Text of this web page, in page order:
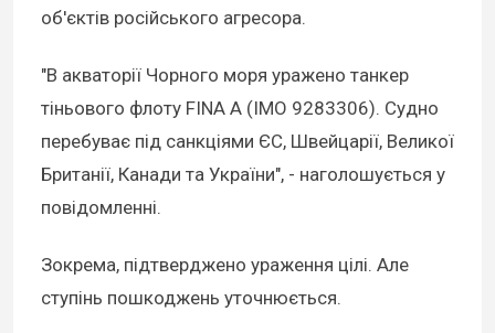
об'єктів російського агресора.
"В акваторії Чорного моря уражено танкер
тіньового флоту FINA A (IMO 9283306). Судно
перебуває під санкціями ЄС, Швейцарії, Великої
Британії, Канади та України", - наголошується у
повідомленні.
Зокрема, підтверджено ураження цілі. Але
ступінь пошкоджень уточнюється.